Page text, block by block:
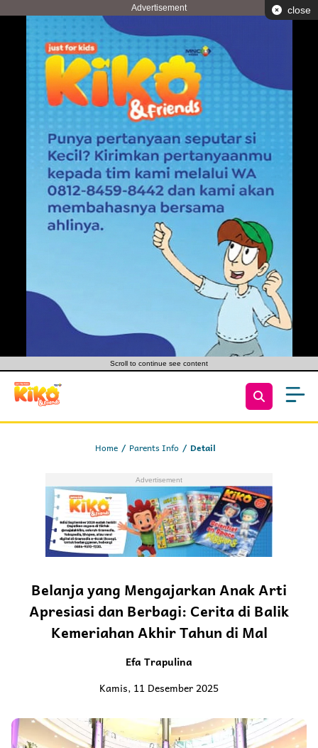
Advertisement close
Scroll to continue see content
Home Parents Info Detail
Belanja yang Mengajarkan Anak Arti
Apresiasi dan Berbagi: Cerita di Balik
Kemeriahan Akhir Tahun di Mal
Efa Trapulina
Kamis, 11 Desember 2025